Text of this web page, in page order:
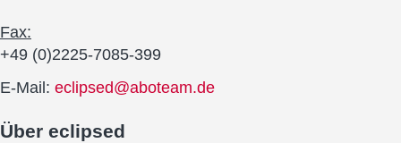
Fax:
+49 (0)2225-7085-399
E-Mail: eclipsed@aboteam.de
Über eclipsed